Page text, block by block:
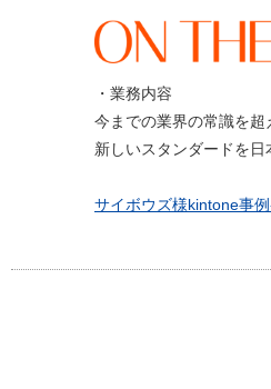
・業務内容
今までの業界の常識を
新しいスタンダードを日
サイボウズ様kintone事